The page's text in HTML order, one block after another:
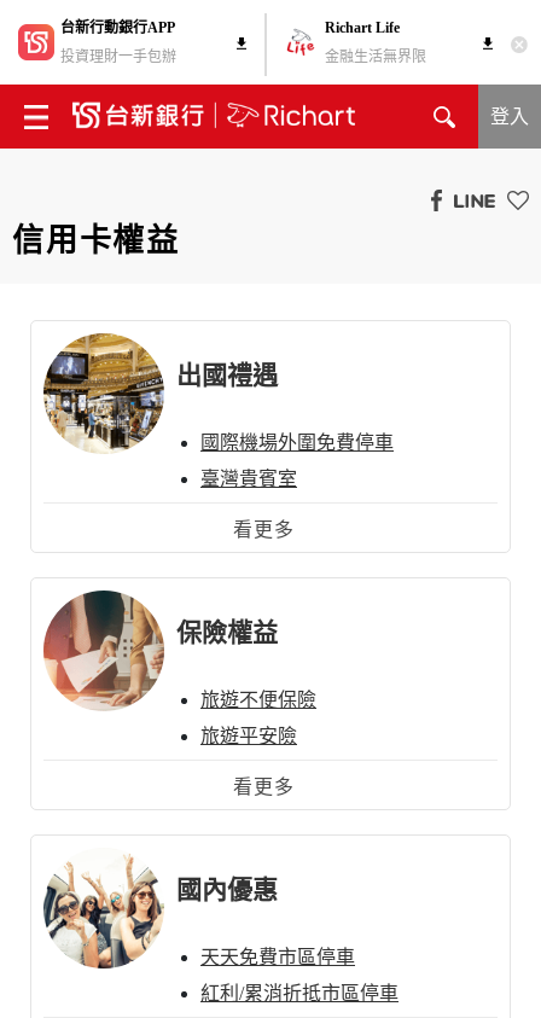
台新行動銀行APP
投資理財一手包辦
Richart Life
金融生活無界限
登入
信用卡權益
出國禮遇
國際機場外圍免費停車
臺灣貴賓室
海外貴賓室
機場接送
出國上網優惠
看更多
保險權益
旅遊不便保險
旅遊平安險
海外旅遊全程保障保險
信用卡購物保障保險
看更多
國內優惠
天天免費市區停車
紅利/累消折抵市區停車